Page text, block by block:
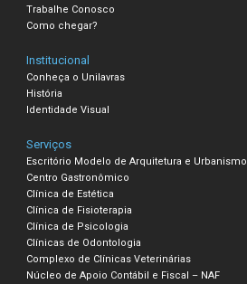
Trabalhe Conosco
Como chegar?
Institucional
Conheça o Unilavras
História
Identidade Visual
Serviços
Escritório Modelo de Arquitetura e Urbanismo
Centro Gastronômico
Clínica de Estética
Clínica de Fisioterapia
Clínica de Psicologia
Clínicas de Odontologia
Complexo de Clínicas Veterinárias
Núcleo de Apoio Contábil e Fiscal – NAF